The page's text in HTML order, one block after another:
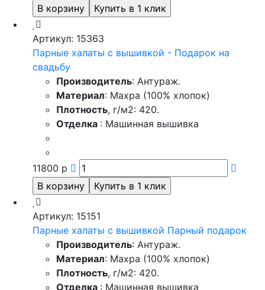
Артикул: 15363
Парные халаты с вышивкой - Подарок на
свадьбу
Производитель: Антураж.
Материал: Махра (100% хлопок)
Плотность, г/м2: 420.
Отделка : Машинная вышивка
11800 р
Артикул: 15151
Парные халаты с вышивкой Парный подарок
Производитель: Антураж.
Материал: Махра (100% хлопок)
Плотность, г/м2: 420.
Отделка : Машинная вышивка